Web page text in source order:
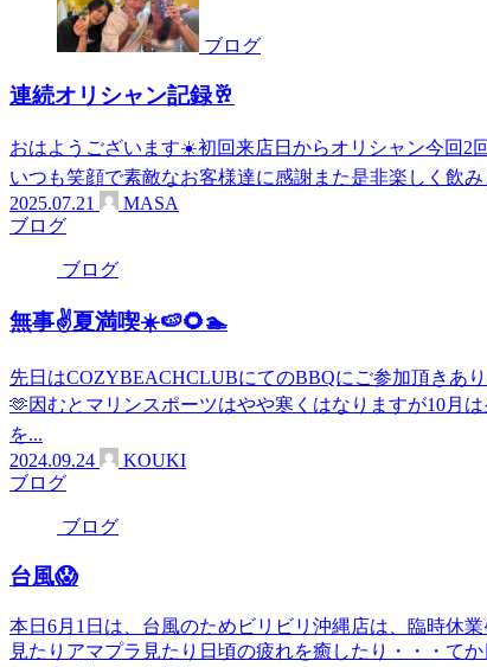
ブログ
連続オリシャン記録🥂
おはようございます☀️初回来店日からオリシャン今回2
いつも笑顔で素敵なお客様達に感謝また是非楽しく飲
2025.07.21
MASA
ブログ
ブログ
無事✌️夏満喫☀️🍉🌻🏊
先日はCOZYBEACHCLUBにてのBBQにご参加頂きあ
🫶因むとマリンスポーツはやや寒くはなりますが10月
を...
2024.09.24
KOUKI
ブログ
ブログ
台風😱
本日6月1日は、台風のためビリビリ沖縄店は、臨時休
見たりアマプラ見たり日頃の疲れを癒したり・・・て